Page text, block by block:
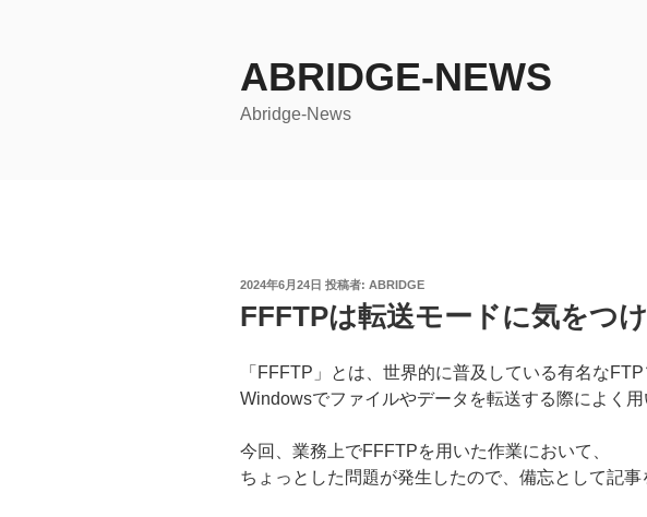
ABRIDGE-NEWS
Abridge-News
投
日:
2024年6月24日 投稿者: ABRIDGE
FFFTPは転送モードに気をつ
「FFFTP」とは、世界的に普及している有名なFTP
Windowsでファイルやデータを転送する際によく用
今回、業務上でFFFTPを用いた作業において、
ちょっとした問題が発生したので、備忘として記事